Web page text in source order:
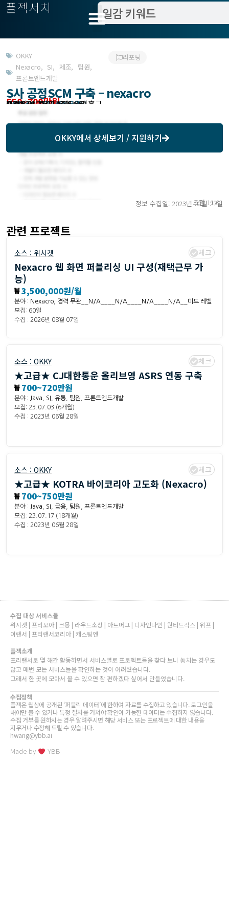
플젝서치
OKKY
Nexacro,SI, 제조, 팀원,
프론트엔드개발
리포팅
S사 공정SCM 구축 – nexacro
550~700만원
작업방식 : 상근, 경력 무관
모집기한 : 23.03.02 (5개월)
예상기간 : 23.03.02 (5개월)
모집처 : 블루시드(주)
관련지역 : 경기 용인시 기흥구
OKKY에서 상세보기 / 지원하기
정보 수집일: 2023년 02월 27일
오전 11:01
관련 프로젝트
소스 : 위시켓 체크
Nexacro 웹 화면 퍼블리싱 UI 구성(재택근무 가
능)
₩3,500,000원/월
분야 : Nexacro
경력 무관__N/A____N/A____N/A____N/A__미드 레벨
모집: 60일
수집 : 2026년 08월 07일
소스 : OKKY 체크
★고급★ CJ대한통운 올리브영 ASRS 연동 구축
₩700~720만원
분야 : Java SI 유통 팀원
프론트엔드개발
모집: 23.07.03 (6개월)
수집 : 2023년 06월 28일
소스 : OKKY 체크
★고급★ KOTRA 바이코리아 고도화 (Nexacro)
₩700~750만원
분야 : Java SI 금융 팀원
프론트엔드개발
모집: 23.07.17 (18개월)
수집 : 2023년 06월 28일
수집 대상 서비스들
위시켓 | 프리모아 | 크몽 | 라우드소싱 | 아트머그 | 디자인나인 | 원티드긱스 | 위프 |
이랜서 | 프리랜서코리아 | 캐스팅엔
플젝소개
프리랜서로 몇 해간 활동하면서 서비스별로 프로젝트들을 찾다 보니 놓치는 경우도
많고 매번 모든 서비스들을 확인하는 것이 어려웠습니다.
그래서 한 곳에 모아서 볼 수 있으면 참 편하겠다 싶어서 만들었습니다.
수집정책
플젝은 웹상에 공개된 ‘퍼블릭 데이터’에 한하여 자료를 수집하고 있습니다. 로그인을
해야만 볼 수 있거나 특정 절차를 거쳐야 확인이 가능한 데이터는 수집하지 않습니다.
수집 거부를 원하시는 경우 알려주시면 해당 서비스 또는 프로젝트에 대한 내용을
지우거나 수정해 드릴 수 있습니다.
hwang@ybb.ai
Made by YBB